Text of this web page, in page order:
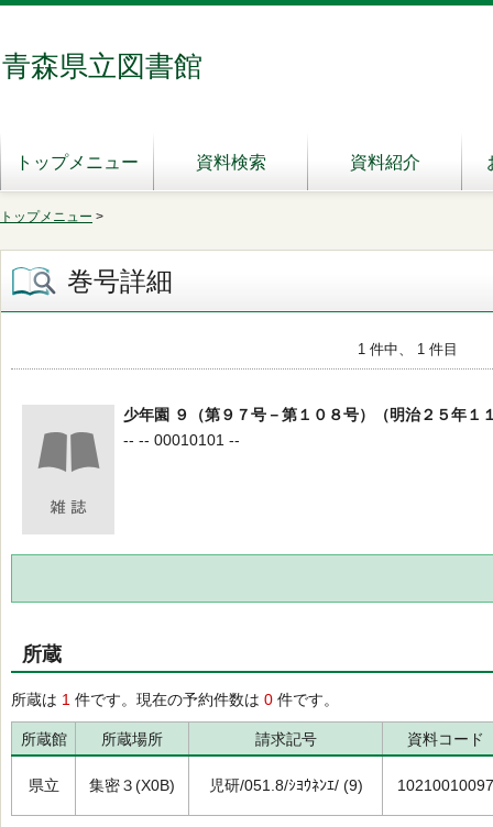
青森県立図書館
トップメニュー 資料検索 資料紹介
トップメニュー >
巻号詳細
1 件中、 1 件目
少年園 ９（第９７号－第１０８号）（明治２５年１
-- -- 00010101 --
所蔵
所蔵は 1 件です。現在の予約件数は 0 件です。
所蔵館 所蔵場所 請求記号 資料コード
県立 集密３(X0B) 児研/051.8/ｼﾖｳﾈﾝｴ/ (9) 10210010097